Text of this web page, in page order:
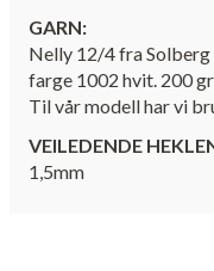
GARN:
Nelly 12/4 fra
farge 1002 hvit. 200
Til vår modell har vi
VEILEDENDE
1,5mm